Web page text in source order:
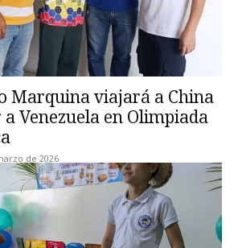
Marquina viajará a China
Venezuela en Olimpiada
de 2026